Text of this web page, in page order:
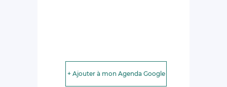
+ Ajouter à mon Agenda Google